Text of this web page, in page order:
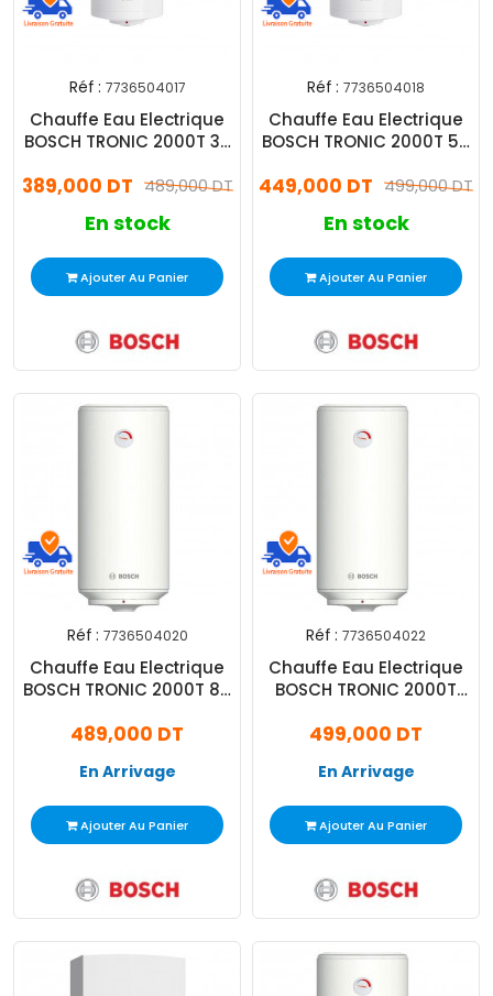
Réf : 7736504017
Chauffe Eau Electrique
BOSCH TRONIC 2000T 30
489,000 DT
389,000 DT
En stock
Ajouter Au Panier
Réf : 7736504018
Chauffe Eau Electrique
BOSCH TRONIC 2000T 50
499,000 DT
449,000 DT
En stock
Ajouter Au Panier
Réf : 7736504020
Chauffe Eau Electrique
BOSCH TRONIC 2000T 80
489,000 DT
En Arrivage
Ajouter Au Panier
Réf : 7736504022
Chauffe Eau Electrique
BOSCH TRONIC 2000T
499,000 DT
En Arrivage
Ajouter Au Panier